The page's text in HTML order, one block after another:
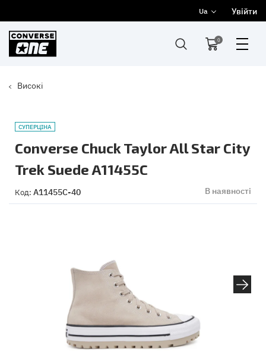
Ua Увійти
0
Високі
СУПЕРЦІНА
Converse Chuck Taylor All Star City
Trek Suede A11455C
Код: A11455C-40 В наявності